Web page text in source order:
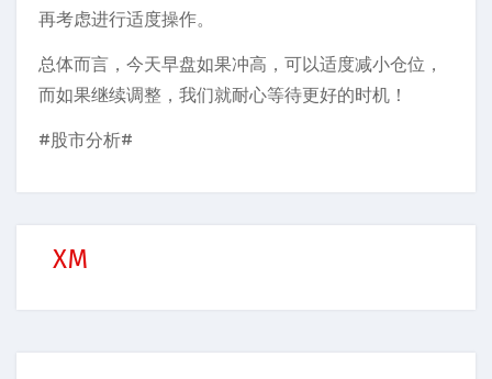
再考虑进行适度操作。
总体而言，今天早盘如果冲高，可以适度减小仓位，
而如果继续调整，我们就耐心等待更好的时机！
#股市分析#
XM